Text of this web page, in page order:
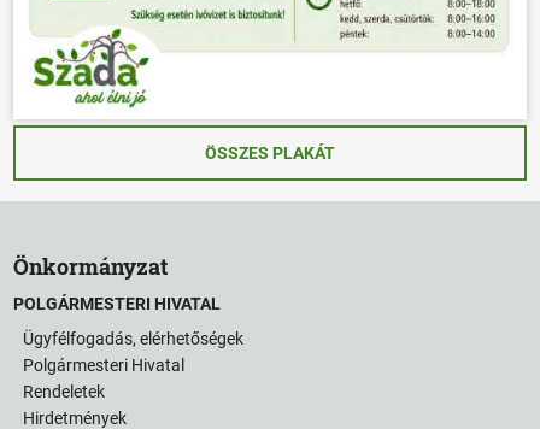
ÖSSZES PLAKÁT
Önkormányzat
POLGÁRMESTERI HIVATAL
Ügyfélfogadás, elérhetőségek
Polgármesteri Hivatal
Rendeletek
Hirdetmények